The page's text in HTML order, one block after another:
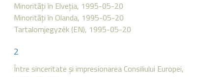
Minorităţi în Elveţia, 1995-05-20
Minorităţi în Olanda, 1995-05-20
Tartalomjegyzék (EN), 1995-05-20
2
Între sinceritate şi impresionarea Consiliului Europei,